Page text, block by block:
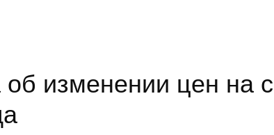
изменении цен на